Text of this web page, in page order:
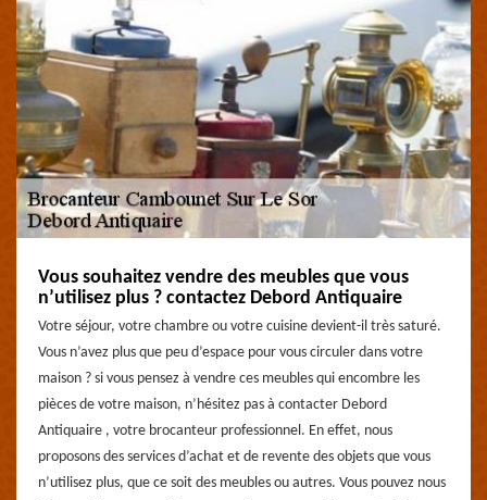
Vous souhaitez vendre des meubles que vous
n’utilisez plus ? contactez Debord Antiquaire
Votre séjour, votre chambre ou votre cuisine devient-il très saturé.
Vous n’avez plus que peu d’espace pour vous circuler dans votre
maison ? si vous pensez à vendre ces meubles qui encombre les
pièces de votre maison, n’hésitez pas à contacter Debord
Antiquaire , votre brocanteur professionnel. En effet, nous
proposons des services d’achat et de revente des objets que vous
n’utilisez plus, que ce soit des meubles ou autres. Vous pouvez nous